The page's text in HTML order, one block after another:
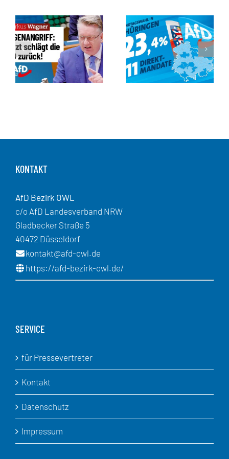
KONTAKT
AfD Bezirk OWL
c/o AfD Landesverband NRW
Gladbecker Straße 5
40472 Düsseldorf
kontakt@afd-owl.de
https://afd-bezirk-owl.de/
SERVICE
für Pressevertreter
Kontakt
Datenschutz
Impressum